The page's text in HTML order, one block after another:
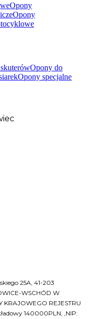
Opony
Opony
Opony do
Opony specjalne
25A, 41-203
WSCHÓD W
KRAJOWEGO REJESTRU
140000PLN, ,NIP: